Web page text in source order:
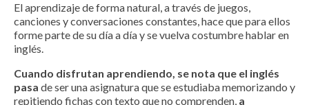
El aprendizaje de forma natural, a través de juegos,
canciones y conversaciones constantes, hace que para ellos
forme parte de su día a día y se vuelva costumbre hablar en
inglés.
Cuando disfrutan aprendiendo, se nota que el inglés
pasa de ser una asignatura que se estudiaba memorizando y
repitiendo fichas con texto que no comprenden, a